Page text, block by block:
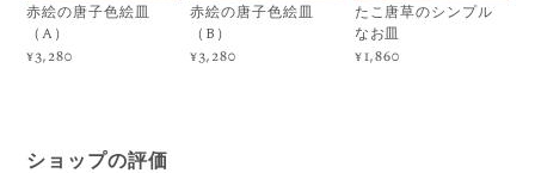
赤絵の唐子色絵皿
（A）
¥3,280
赤絵の唐子色絵皿
（B）
¥3,280
たこ唐草のシンプル
なお皿
¥1,860
ショップの評価